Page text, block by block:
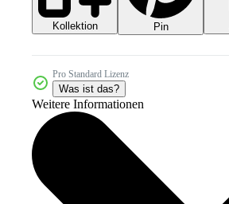
Kollektion Pin
Pro Standard Lizenz
Was ist das?
Weitere Informationen